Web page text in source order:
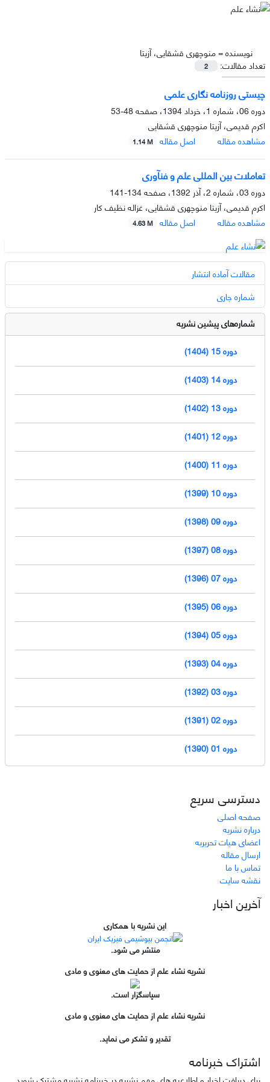
نویسنده =منوچهری قشقایی، آزیتا
تعداد مقالات:
2
چیستی روزنامه نگاری علمی
دوره 06، شماره 1، خرداد 1394، صفحه
48-53
اکرم قدیمی، آزیتا منوچهری قشقایی
مشاهده مقاله
اصل مقاله 1.14 M
تعاملات بین المللی علم و فنآوری
دوره 03، شماره 2، آذر 1392، صفحه
134-141
اکرم قدیمی، آزیتا منوچهری قشقایی، غزاله نظیف کار
مشاهده مقاله
اصل مقاله 4.63 M
مقالات آماده انتشار
شماره جاری
شماره‌های پیشین نشریه
دوره 15 (1404)
دوره 14 (1403)
دوره 13 (1402)
دوره 12 (1401)
دوره 11 (1400)
دوره 10 (1399)
دوره 09 (1398)
دوره 08 (1397)
دوره 07 (1396)
دوره 06 (1395)
دوره 05 (1394)
دوره 04 (1393)
دوره 03 (1392)
دوره 02 (1391)
دوره 01 (1390)
دسترسی سریع
صفحه اصلی
درباره نشریه
اعضای هیات تحریریه
ارسال مقاله
تماس با ما
نقشه سایت
آخرین اخبار
این نشریه با همکاری
منتشر می شود.
نشریه نشاء علم از حمایت های معنوی و مادی
سپاسگزار است.
نشریه نشاء علم از حمایت های معنوی و مادی
تقدیر و تشکر می نماید.
اشتراک خبرنامه